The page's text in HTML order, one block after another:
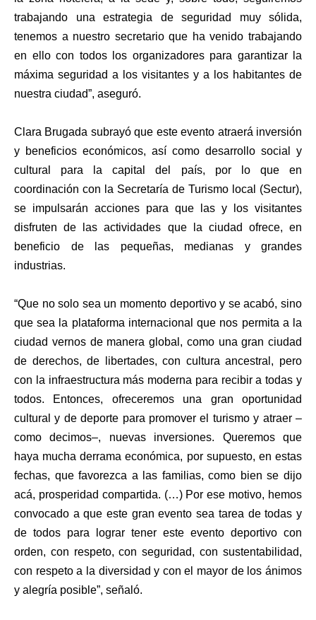
trabajando una estrategia de seguridad muy sólida,
tenemos a nuestro secretario que ha venido trabajando
en ello con todos los organizadores para garantizar la
máxima seguridad a los visitantes y a los habitantes de
nuestra ciudad”, aseguró.
Clara Brugada subrayó que este evento atraerá inversión
y beneficios económicos, así como desarrollo social y
cultural para la capital del país, por lo que en
coordinación con la Secretaría de Turismo local (Sectur),
se impulsarán acciones para que las y los visitantes
disfruten de las actividades que la ciudad ofrece, en
beneficio de las pequeñas, medianas y grandes
industrias.
“Que no solo sea un momento deportivo y se acabó, sino
que sea la plataforma internacional que nos permita a la
ciudad vernos de manera global, como una gran ciudad
de derechos, de libertades, con cultura ancestral, pero
con la infraestructura más moderna para recibir a todas y
todos. Entonces, ofreceremos una gran oportunidad
cultural y de deporte para promover el turismo y atraer –
como decimos–, nuevas inversiones. Queremos que
haya mucha derrama económica, por supuesto, en estas
fechas, que favorezca a las familias, como bien se dijo
acá, prosperidad compartida. (…) Por ese motivo, hemos
convocado a que este gran evento sea tarea de todas y
de todos para lograr tener este evento deportivo con
orden, con respeto, con seguridad, con sustentabilidad,
con respeto a la diversidad y con el mayor de los ánimos
y alegría posible”, señaló.